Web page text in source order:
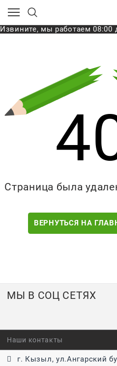
Извините, мы работаем 08:00
Страница была
ВЕРНУТЬСЯ НА
МЫ В СОЦ СЕТЯХ
Наши контакты
г. Кызыл, ул.Ангарский